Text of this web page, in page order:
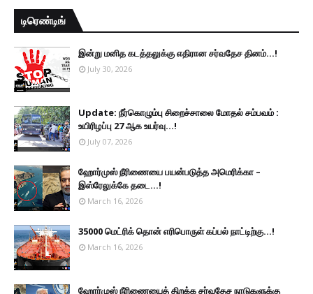
டிரெண்டிங்
இன்று மனித கடத்தலுக்கு எதிரான சர்வதேச தினம்...!
July 30, 2026
Update: நீர்கொழும்பு சிறைச்சாலை மோதல் சம்பவம் :
உயிரிழப்பு 27 ஆக உயர்வு...!
July 07, 2026
ஹோர்முஸ் நீரிணையை பயன்படுத்த அமெரிக்கா –
இஸ்ரேலுக்கே தடை...!
March 16, 2026
35000 மெட்ரிக் தொன் எரிபொருள் கப்பல் நாட்டிற்கு...!
March 16, 2026
ஹோர்முஸ் நீரிணையைத் திறக்க சர்வதேச நாடுகளுக்கு